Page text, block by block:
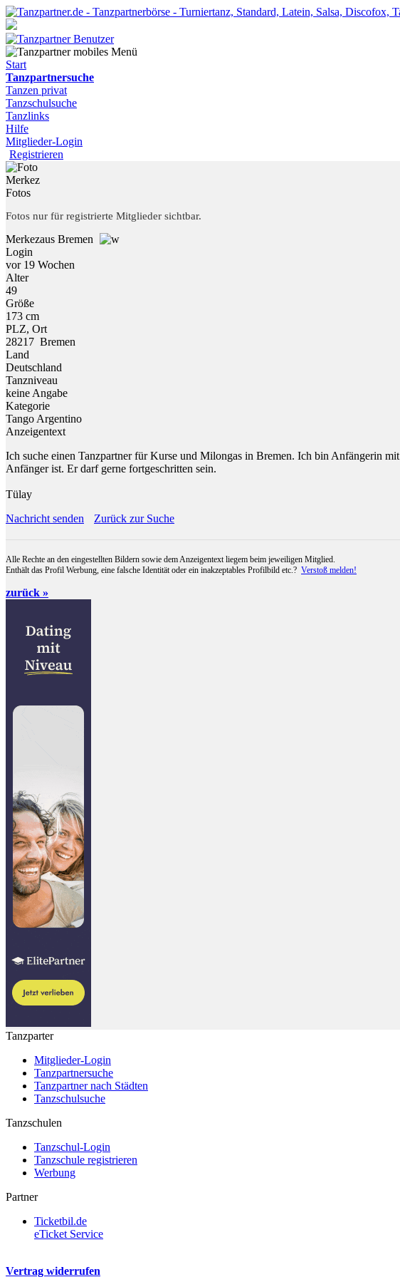
Start
Tanzpartnersuche
Tanzen privat
Tanzschulsuche
Tanzlinks
Hilfe
Mitglieder-Login
Registrieren
Merkez
Fotos
Fotos nur für registrierte Mitglieder sichtbar.
Merkezaus Bremen
Login
vor 19 Wochen
Alter
49
Größe
173 cm
PLZ, Ort
28217 Bremen
Land
Deutschland
Tanzniveau
keine Angabe
Kategorie
Tango Argentino
Anzeigentext
Ich suche einen Tanzpartner für Kurse und Milongas in Bremen. Ich bin Anfängerin
Anfänger ist. Er darf gerne fortgeschritten sein.
Tülay
Nachricht senden
Zurück zur Suche
Alle Rechte an den eingestellten Bildern sowie dem Anzeigentext liegem beim jeweiligen Mitglied.
Enthält das Profil Werbung, eine falsche Identität oder ein inakzeptables Profilbild etc.? Verstoß melden!
zurück »
Tanzparter
Mitglieder-Login
Tanzpartnersuche
Tanzpartner nach Städten
Tanzschulsuche
Tanzschulen
Tanzschul-Login
Tanzschule registrieren
Werbung
Partner
Ticketbil.de
eTicket Service
Vertrag widerrufen